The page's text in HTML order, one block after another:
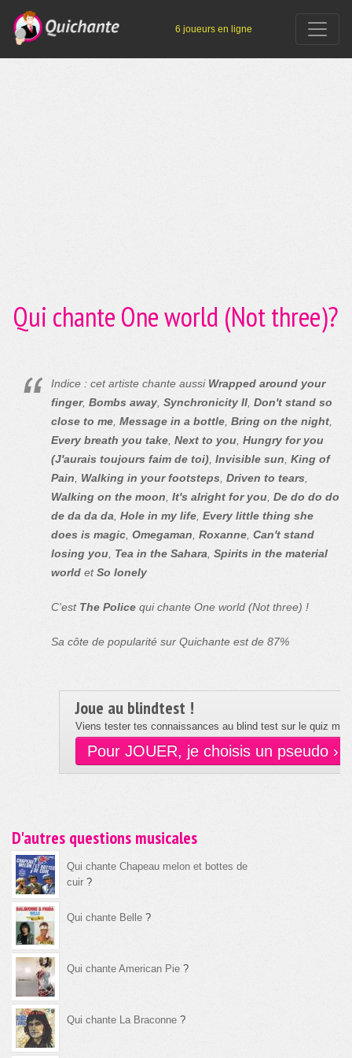
6 joueurs en ligne
Qui chante One world (Not three)?
Indice : cet artiste chante aussi Wrapped around your
finger, Bombs away Synchronicity II Don't stand so
close to me Message in a bottle Bring on the night
Every breath you take Next to you Hungry for you
(J'aurais toujours faim de toi) Invisible sun King of
Pain
Walking in your footsteps Driven to tears
Walking on the moon It's alright for you De do do do
de da da da Hole in my life Every little thing she
does is magic Omegaman Roxanne Can't stand
losing you Tea in the Sahara Spirits in the material
world etSo lonely
C'est The Police qui chante One world (Not three) !
Sa côte de popularité sur Quichante est de 87%
Joue au blindtest !
Viens tester tes connaissances au blind test sur le quiz
Pour JOUER, je choisis un pseudo ›
D'autres questions musicales
Qui chante Chapeau melon et bottes de
cuir ?
Qui chante Belle ?
Qui chante American Pie ?
Qui chante La Braconne ?